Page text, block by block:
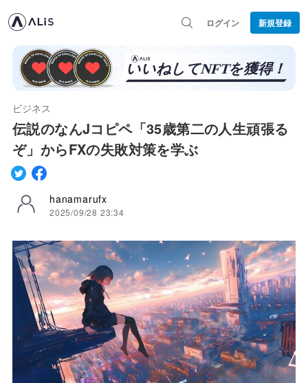
ログイン 新規登録
ビジネス
伝説のなんJコピペ「35歳第二の人生頑張る
ぞ」からFXの失敗対策を学ぶ
hanamarufx
2025/09/28 23:34